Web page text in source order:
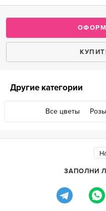
Другие категории
Все цветы Розы
ЗАПОЛНИ